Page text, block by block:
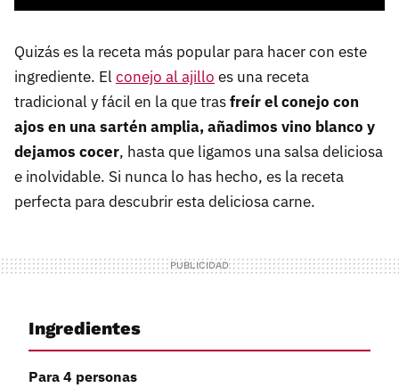
Quizás es la receta más popular para hacer con este
ingrediente. El conejo al ajillo es una receta
tradicional y fácil en la que trasfreír el conejo con
ajos en una sartén amplia, añadimos vino blanco y
dejamos cocer, hasta que ligamos una salsa deliciosa
e inolvidable. Si nunca lo has hecho, es la receta
perfecta para descubrir esta deliciosa carne.
Ingredientes
Para 4 personas